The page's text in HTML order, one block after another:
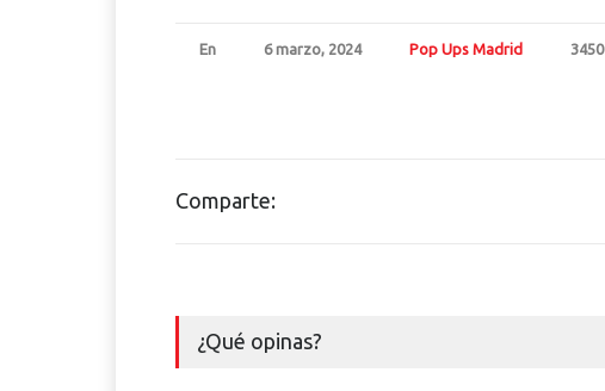
En 6 marzo, 2024 Pop Ups Madrid
Comparte:
¿Qué opinas?